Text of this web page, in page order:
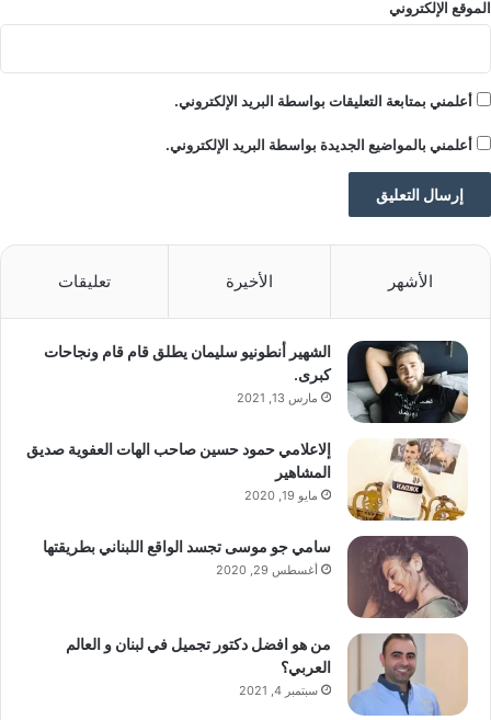
وهولندا وفنلندا، ولاحقا ستزداد إلى 25% وستظل
سارية حتى إبرام صفقة لشراء غرينلاند من قبل
المصدر: نوفوستي
إقرأ المزيد
■ مصدر الخبر الأصلي
نشر لأول مرة على: yalebnan.org
تاريخ النشر: 2026-01-19 16:09:00
الكاتب: ahmadsh
تنويه من موقعنا
تم جلب هذا المحتوى بشكل آلي من المصدر:
yalebnan.org
الموقع الإلكتروني
أعلمني بمتابعة التعليقات بواسطة البريد الإلكتروني.
أعلمني بالمواضيع الجديدة بواسطة البريد الإلكتروني.
الأشهر الأخيرة تعليقات
الشهير أنطونيو سليمان يطلق قام قام ونجاحات
كبرى.
مارس 13, 2021
إلاعلامي حمود حسين صاحب الهات العفوية صديق
المشاهير
مايو 19, 2020
سامي جو موسى تجسد الواقع اللبناني بطريقتها
أغسطس 29, 2020
من هو افضل دكتور تجميل في لبنان و العالم
العربي؟
سبتمبر 4, 2021